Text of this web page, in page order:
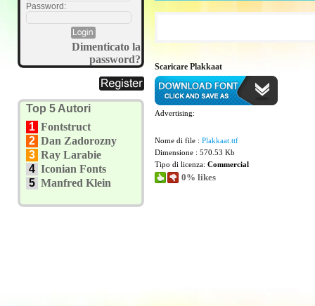
Password:
Dimenticato la
password?
Top 5 Autori
1 Fontstruct
2 Dan Zadorozny
3 Ray Larabie
4 Iconian Fonts
5 Manfred Klein
Scaricare Plakkaat
Advertising:
Nome di file : Plakkaat.ttf
Dimensione : 570.53 Kb
Tipo di licenza: Commercial
0% likes